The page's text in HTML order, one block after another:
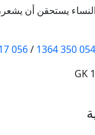
يستحقن أن يشعرن
054 350 1364
/
056 817 3079
GK